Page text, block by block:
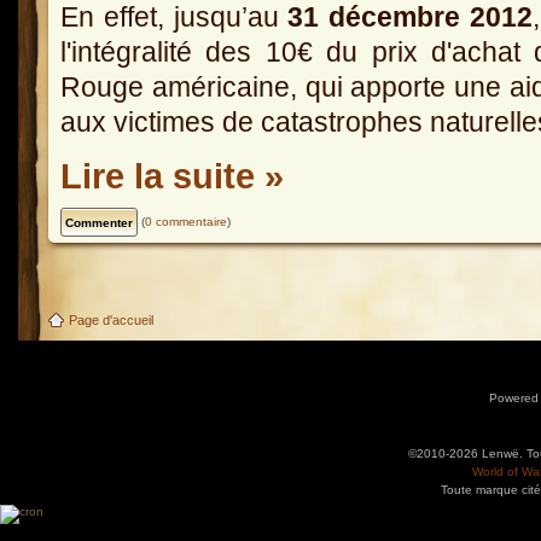
En effet, jusqu’au31 décembre 2012
l'intégralité des 10€ du prix
Rouge américaine, qui apporte une
aux victimes de catastrophes
Lire la suite »
(0 commentaire)
Page d'accueil
©2010-2026 Lenwë.
World of
Toute marque
Utilisez l'adresse suivante pour accéder au calendrier des évènements depuis d'autres